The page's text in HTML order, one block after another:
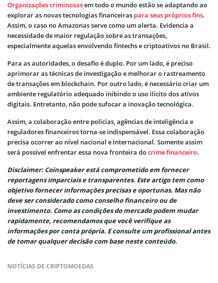
Organizações criminosasem todo o mundo estão se adaptando ao
explorar as novas tecnologias financeiras para seus próprios fins.
Assim, o caso no Amazonas serve como um alerta. Evidencia a
necessidade de maior regulação sobre as transações,
especialmente aquelas envolvendo fintechs e criptoativos no Brasil.
Para as autoridades, o desafio é duplo. Por um lado, é preciso
aprimorar as técnicas de investigação e melhorar o rastreamento
de transações em blockchain. Por outro lado, é necessário criar um
ambiente regulatório adequado inibindo o uso ilícito dos ativos
digitais. Entretanto, não pode sufocar a inovação tecnológica.
Assim, a colaboração entre polícias, agências de inteligência e
reguladores financeiros torna-se indispensável. Essa colaboração
precisa ocorrer ao nível nacional e internacional. Somente assim
será possível enfrentar essa nova fronteira docrime financeiro.
Disclaimer: Coinspeaker está comprometido em fornecer
reportagens imparciais e transparentes. Este artigo tem como
objetivo fornecer informações precisas e oportunas. Mas não
deve ser considerado como conselho financeiro ou de
investimento. Como as condições do mercado podem mudar
rapidamente, recomendamos que você verifique as
informações por conta própria. E consulte um profissional antes
de tomar qualquer decisão com base neste conteúdo.
NOTÍCIAS DE CRIPTOMOEDAS